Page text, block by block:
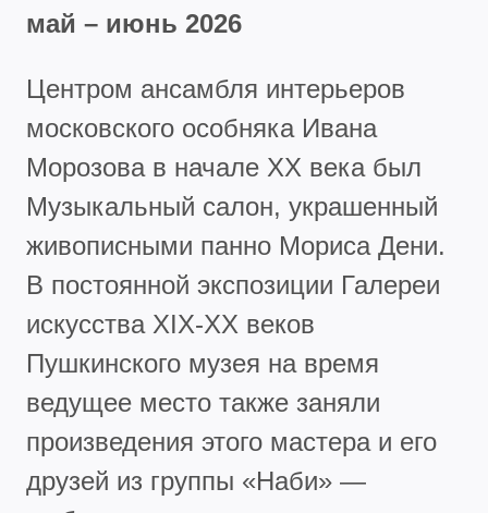
май – июнь 2026
Центром ансамбля интерьеров
московского особняка Ивана
Морозова в начале ХХ века был
Музыкальный салон, украшенный
живописными панно Мориса Дени.
В постоянной экспозиции Галереи
искусства XIX-XX веков
Пушкинского музея на время
ведущее место также заняли
произведения этого мастера и его
друзей из группы «Наби» —